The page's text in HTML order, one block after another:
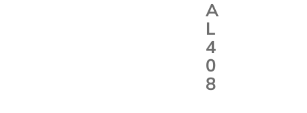
A
L
4
0
8